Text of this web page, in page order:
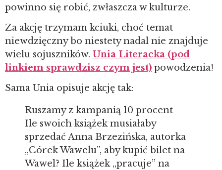
powinno się robić, zwłaszcza w kulturze.
Za akcję trzymam kciuki, choć temat
niewdzięczny bo niestety nadal nie znajduje
wielu sojuszników. Unia Literacka (pod
linkiem sprawdzisz czym jest) powodzenia!
Sama Unia opisuje akcję tak:
Ruszamy z kampanią 10 procent
Ile swoich książek musiałaby
sprzedać Anna Brzezińska, autorka
„Córek Wawelu”, aby kupić bilet na
Wawel? Ile książek „pracuje” na